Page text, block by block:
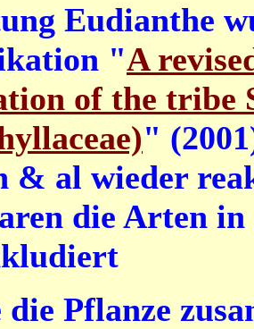
Eudianthe
"A
of the tribe
"
& al wieder
die Arten
die Pflanze